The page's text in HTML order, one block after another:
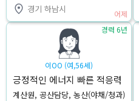
경기 하남시
어제
이OO (여,56세)
긍정적인 에너지 빠른 적응력
(오픈마트 경험보유)
계산원, 공산담당, 농산(야채/청과)
경력 6년